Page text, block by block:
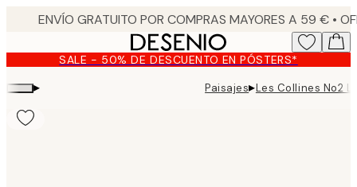
content.SALE - 50% DE DESCUENTO EN PÓSTERS*
▸ Paisajes▸Les Collines No2